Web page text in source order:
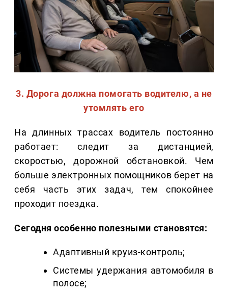
3. Дорога должна помогать водителю, а не
утомлять его
На длинных трассах водитель постоянно
работает: следит за дистанцией,
скоростью, дорожной обстановкой. Чем
больше электронных помощников берет на
себя часть этих задач, тем спокойнее
проходит поездка.
Сегодня особенно полезными становятся:
Адаптивный круиз-контроль;
Системы удержания автомобиля в
полосе;